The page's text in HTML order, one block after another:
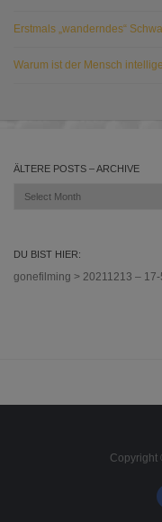
Erstmals „wanderndes“
Warum ist der Mensch
ÄLTERE POSTS – ARCHIVE
Ältere
DU BIST HIER:
gonefilming > 20211213 –
Copyright